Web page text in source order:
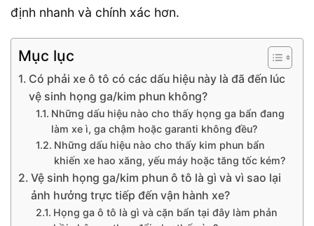
định nhanh và chính xác hơn.
Mục lục
Có phải xe ô tô có các dấu hiệu này là đã đến lúc
vệ sinh họng ga/kim phun không?
Những dấu hiệu nào cho thấy họng ga bẩn đang
làm xe ì, ga chậm hoặc garanti không đều?
Những dấu hiệu nào cho thấy kim phun bẩn
khiến xe hao xăng, yếu máy hoặc tăng tốc kém?
Vệ sinh họng ga/kim phun ô tô là gì và vì sao lại
ảnh hưởng trực tiếp đến vận hành xe?
Họng ga ô tô là gì và cặn bẩn tại đây làm phản